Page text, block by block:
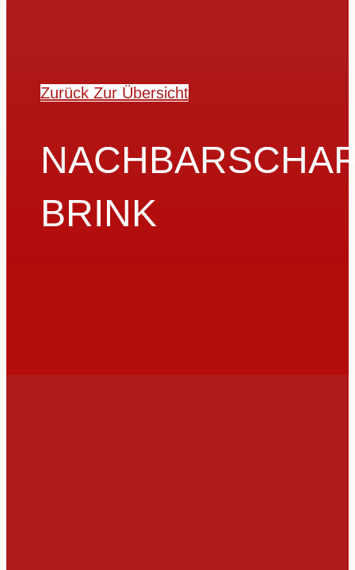
Zurück Zur Übersicht
BRINK